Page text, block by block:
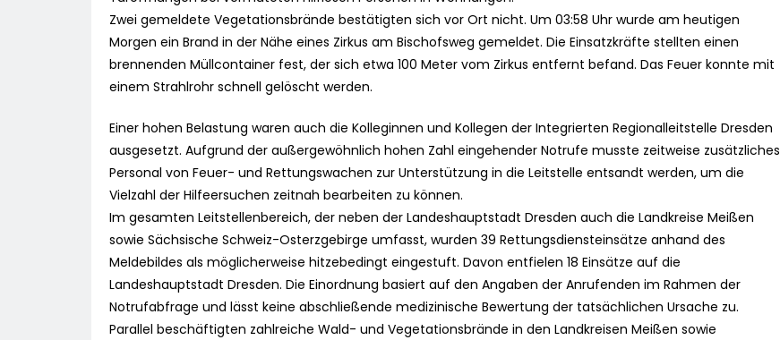
Zwei gemeldete Vegetationsbrände bestätigten sich vor Ort nicht. Um 03:58 Uhr wurde am heutigen
Morgen ein Brand in der Nähe eines Zirkus am Bischofsweg gemeldet. Die Einsatzkräfte stellten einen
brennenden Müllcontainer fest, der sich etwa 100 Meter vom Zirkus entfernt befand. Das Feuer konnte mit
einem Strahlrohr schnell gelöscht werden.
Einer hohen Belastung waren auch die Kolleginnen und Kollegen der Integrierten Regionalleitstelle Dresden
ausgesetzt. Aufgrund der außergewöhnlich hohen Zahl eingehender Notrufe musste zeitweise zusätzliches
Personal von Feuer- und Rettungswachen zur Unterstützung in die Leitstelle entsandt werden, um die
Vielzahl der Hilfeersuchen zeitnah bearbeiten zu können.
Im gesamten Leitstellenbereich, der neben der Landeshauptstadt Dresden auch die Landkreise Meißen
sowie Sächsische Schweiz-Osterzgebirge umfasst, wurden 39 Rettungsdiensteinsätze anhand des
Meldebildes als möglicherweise hitzebedingt eingestuft. Davon entfielen 18 Einsätze auf die
Landeshauptstadt Dresden. Die Einordnung basiert auf den Angaben der Anrufenden im Rahmen der
Notrufabfrage und lässt keine abschließende medizinische Bewertung der tatsächlichen Ursache zu.
Parallel beschäftigten zahlreiche Wald- und Vegetationsbrände in den Landkreisen Meißen sowie